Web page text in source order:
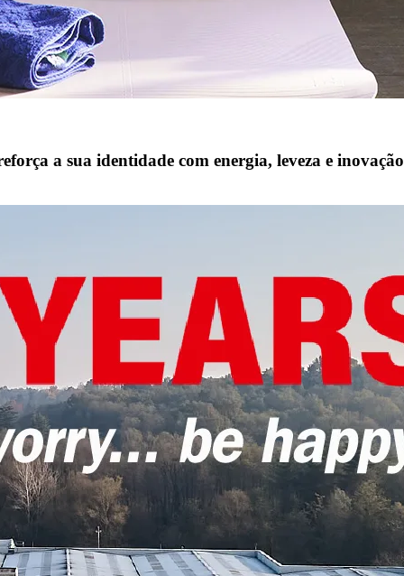
a sua identidade com energia, leveza e inovação